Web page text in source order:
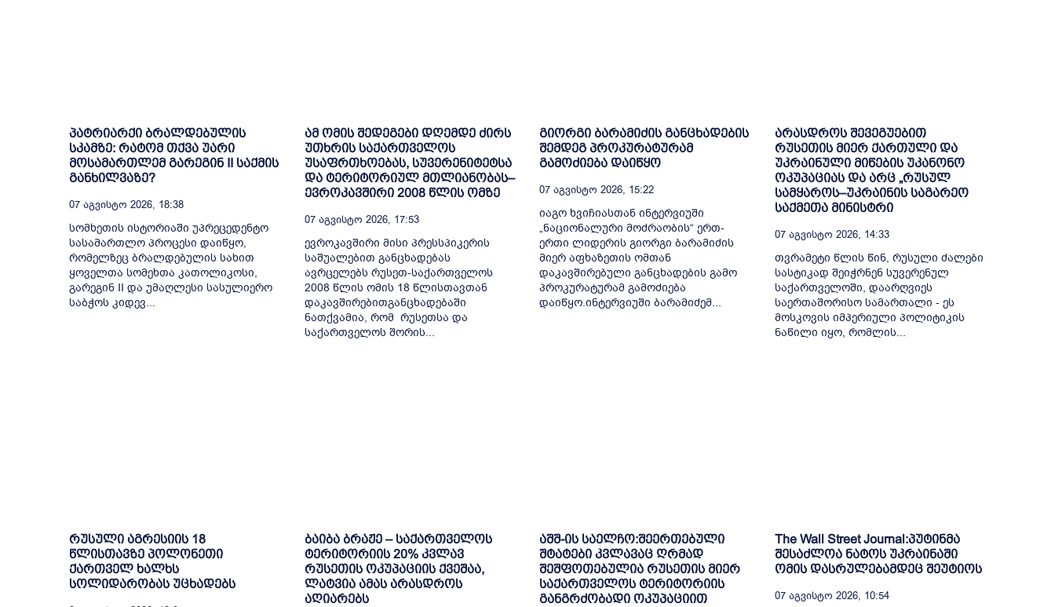
პატრიარქი ბრალდებულის
სკამზე: რატომ თქვა უარი
მოსამართლემ გარეგინ II საქმის
განხილვაზე?
07 Აგვისტო 2026, 18:38
სომხეთის ისტორიაში უპრეცედენტო
სასამართლო პროცესი დაიწყო,
რომელზეც ბრალდებულის სახით
ყოველთა სომეხთა კათოლიკოსი,
გარეგინ II და უმაღლესი სასულიერო
საბჭოს კიდევ...
ამ ომის შედეგები დღემდე ძირს
უთხრის საქართველოს
უსაფრთხოებას, სუვერენიტეტსა
და ტერიტორიულ მთლიანობას–
ევროკავშირი 2008 წლის ომზე
07 Აგვისტო 2026, 17:53
ევროკავშირი მისი პრესსპიკერის
საშუალებით განცხადებას
ავრცელებს რუსეთ-საქართველოს
2008 წლის ომის 18 წლისთავთან
დაკავშირებითგანცხადებაში
ნათქვამია, რომ რუსეთსა და
საქართველოს შორის...
გიორგი ბარამიძის განცხადების
შემდეგ პროკურატურამ
გამოძიება დაიწყო
07 Აგვისტო 2026, 15:22
იაგო ხვიჩიასთან ინტერვიუში
„ნაციონალური მოძრაობის“ ერთ-
ერთი ლიდერის გიორგი ბარამიძის
მიერ აფხაზეთის ომთან
დაკავშირებული განცხადების გამო
პროკურატურამ გამოძიება
დაიწყო.ინტერვიუში ბარამიძემ...
არასდროს შევეგუებით
რუსეთის მიერ ქართული და
უკრაინული მიწების უკანონო
ოკუპაციას და არც „რუსულ
სამყაროს–უკრაინის საგარეო
საქმეთა მინისტრი
07 Აგვისტო 2026, 14:33
თვრამეტი წლის წინ, რუსული ძალები
სასტიკად შეიჭრნენ სუვერენულ
საქართველოში, დაარღვიეს
საერთაშორისო სამართალი - ეს
მოსკოვის იმპერიული პოლიტიკის
ნაწილი იყო, რომლის...
რუსული აგრესიის 18
წლისთავზე პოლონეთი
ქართველ ხალხს
სოლიდარობას უცხადებს
ბაიბა ბრაჟე – საქართველოს
ტერიტორიის 20% კვლავ
რუსეთის ოკუპაციის ქვეშაა,
ლატვია ამას არასდროს
აღიარებს
აშშ-ის საელჩო:შეერთებული
შტატები კვლავაც ღრმად
შეშფოთებულია რუსეთის მიერ
საქართველოს ტერიტორიის
განგრძობადი ოკუპაციით
The Wall Street Journal:პუტინმა
შესაძლოა ნატოს უკრაინაში
ომის დასრულებამდეც შეუტიოს
07 Აგვისტო 2026, 10:54